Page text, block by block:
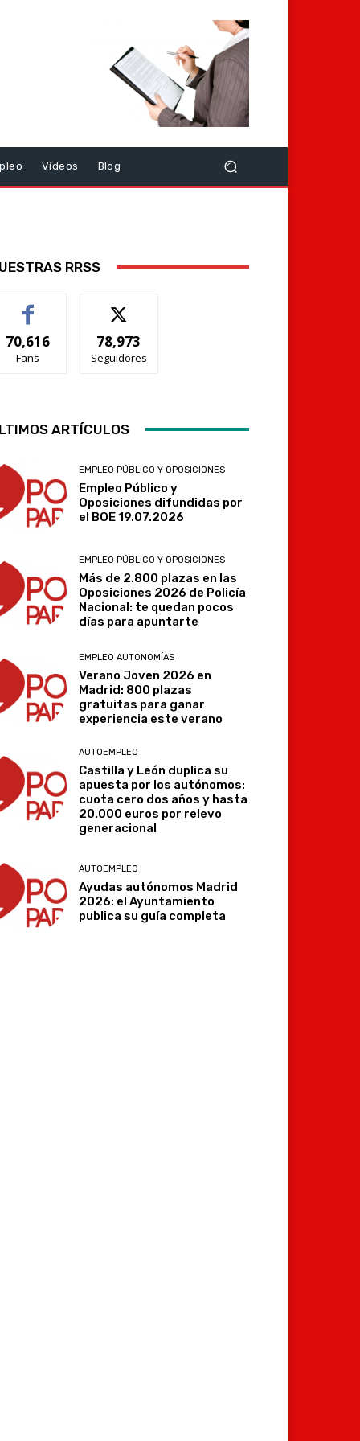
Vídeos Blog
RRSS
70,616
Fans
78,973
Seguidores
ARTÍCULOS
EMPLEO PÚBLICO Y OPOSICIONES
Empleo Público y
Oposiciones difundidas por
el BOE 19.07.2026
EMPLEO PÚBLICO Y OPOSICIONES
Más de 2.800 plazas en las
Oposiciones 2026 de Policía
Nacional: te quedan pocos
días para apuntarte
EMPLEO AUTONOMÍAS
Verano Joven 2026 en
Madrid: 800 plazas
gratuitas para ganar
experiencia este verano
AUTOEMPLEO
Castilla y León duplica su
apuesta por los autónomos:
cuota cero dos años y hasta
20.000 euros por relevo
generacional
AUTOEMPLEO
Ayudas autónomos Madrid
2026: el Ayuntamiento
publica su guía completa